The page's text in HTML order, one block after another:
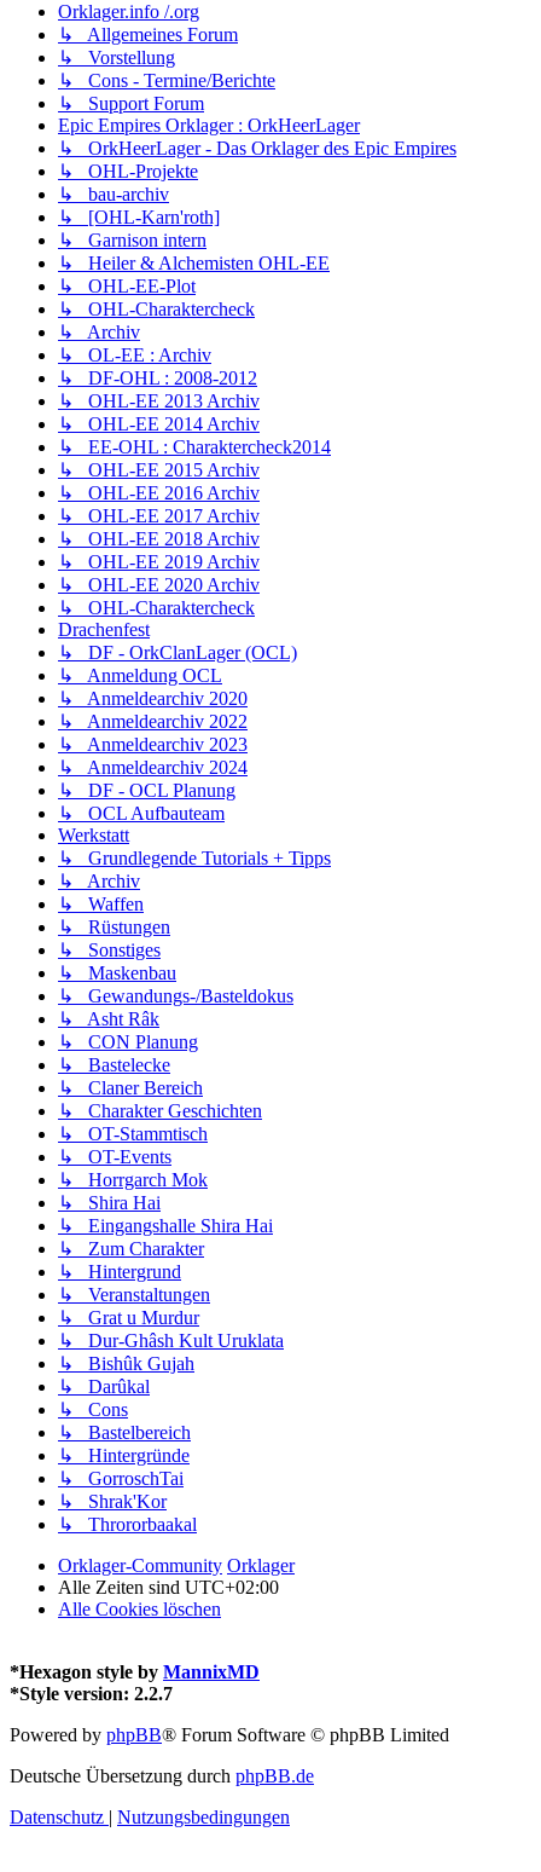
Orklager.info /.org
↳ Allgemeines Forum
↳ Vorstellung
↳ Cons - Termine/Berichte
↳ Support Forum
Epic Empires Orklager : OrkHeerLager
↳ OrkHeerLager - Das Orklager des Epic Empires
↳ OHL-Projekte
↳ bau-archiv
↳ [OHL-Karn'roth]
↳ Garnison intern
↳ Heiler & Alchemisten OHL-EE
↳ OHL-EE-Plot
↳ OHL-Charaktercheck
↳ Archiv
↳ OL-EE : Archiv
↳ DF-OHL : 2008-2012
↳ OHL-EE 2013 Archiv
↳ OHL-EE 2014 Archiv
↳ EE-OHL : Charaktercheck2014
↳ OHL-EE 2015 Archiv
↳ OHL-EE 2016 Archiv
↳ OHL-EE 2017 Archiv
↳ OHL-EE 2018 Archiv
↳ OHL-EE 2019 Archiv
↳ OHL-EE 2020 Archiv
↳ OHL-Charaktercheck
Drachenfest
↳ DF - OrkClanLager (OCL)
↳ Anmeldung OCL
↳ Anmeldearchiv 2020
↳ Anmeldearchiv 2022
↳ Anmeldearchiv 2023
↳ Anmeldearchiv 2024
↳ DF - OCL Planung
↳ OCL Aufbauteam
Werkstatt
↳ Grundlegende Tutorials + Tipps
↳ Archiv
↳ Waffen
↳ Rüstungen
↳ Sonstiges
↳ Maskenbau
↳ Gewandungs-/Basteldokus
↳ Asht Râk
↳ CON Planung
↳ Bastelecke
↳ Claner Bereich
↳ Charakter Geschichten
↳ OT-Stammtisch
↳ OT-Events
↳ Horrgarch Mok
↳ Shira Hai
↳ Eingangshalle Shira Hai
↳ Zum Charakter
↳ Hintergrund
↳ Veranstaltungen
↳ Grat u Murdur
↳ Dur-Ghâsh Kult Uruklata
↳ Bishûk Gujah
↳ Darûkal
↳ Cons
↳ Bastelbereich
↳ Hintergründe
↳ GorroschTai
↳ Shrak'Kor
↳ Thrororbaakal
Orklager-Community Orklager
Alle Zeiten sind UTC+02:00
Alle Cookies löschen
*Hexagon style by MannixMD
*Style version: 2.2.7
Powered by phpBB® Forum Software © phpBB Limited
Deutsche Übersetzung durch phpBB.de
Datenschutz | Nutzungsbedingungen